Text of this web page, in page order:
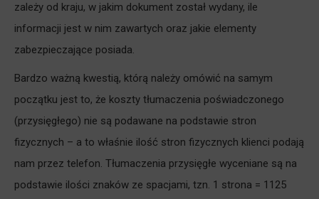
zależy od kraju, w jakim dokument został wydany, ile
informacji jest w nim zawartych oraz jakie elementy
zabezpieczające posiada.
Bardzo ważną kwestią, którą należy omówić na samym
początku jest to, że koszty tłumaczenia poświadczonego
(przysięgłego) nie są podawane na podstawie stron
fizycznych – a to właśnie ilość stron fizycznych klienci podają
nam przez telefon. Tłumaczenia przysięgłe wyceniane są na
podstawie ilości znaków ze spacjami, tzn. 1 strona = 1125